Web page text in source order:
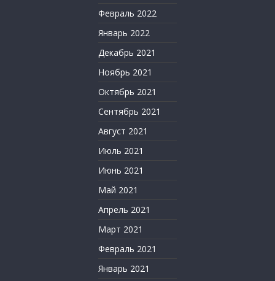
Февраль 2022
Январь 2022
Декабрь 2021
Ноябрь 2021
Октябрь 2021
Сентябрь 2021
Август 2021
Июль 2021
Июнь 2021
Май 2021
Апрель 2021
Март 2021
Февраль 2021
Январь 2021